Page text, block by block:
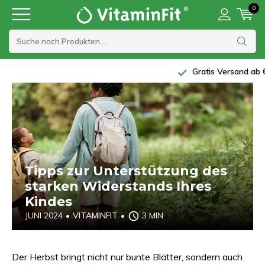
0
Gratis Versand ab 60 €
Tipps zur Unterstützung des
starken Widerstands Ihres
Kindes
JUNI 2024 • VITAMINFIT • 3 MIN
Der Herbst bringt nicht nur bunte Blätter, sondern auch